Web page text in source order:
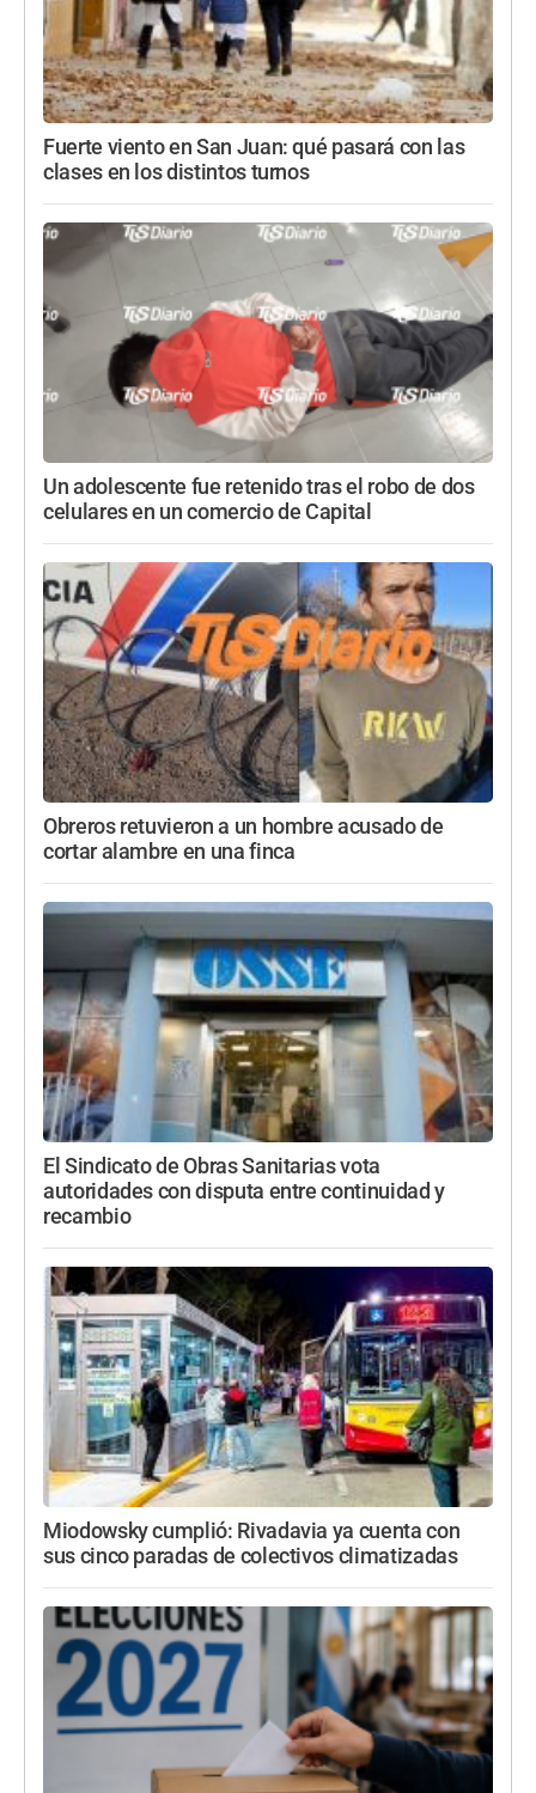
Fuerte viento en San Juan: qué pasará con las
clases en los distintos turnos
Un adolescente fue retenido tras el robo de dos
celulares en un comercio de Capital
Obreros retuvieron a un hombre acusado de
cortar alambre en una finca
El Sindicato de Obras Sanitarias vota
autoridades con disputa entre continuidad y
recambio
Miodowsky cumplió: Rivadavia ya cuenta con
sus cinco paradas de colectivos climatizadas